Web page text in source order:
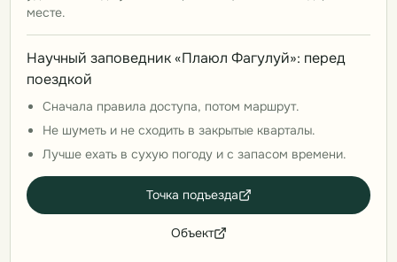
месте.
Научный заповедник «Плаюл Фагулуй»: перед
поездкой
Сначала правила доступа, потом маршрут.
Не шуметь и не сходить в закрытые кварталы.
Лучше ехать в сухую погоду и с запасом времени.
Точка подъезда
Объект